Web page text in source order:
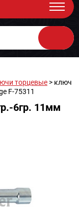
торцевые > ключ
F-75311
6гр. 11мм